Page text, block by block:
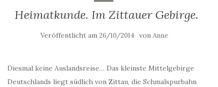
Heimatkunde. Im Zittauer Gebirge.
Veröffentlicht am 26/10/2014 von Anne
Diesmal keine Auslandsreise… Das kleinste Mittelgebirge
Deutschlands liegt südlich von Zittau, die Schmalspurbahn